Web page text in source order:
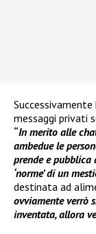
messaggi privati
“In merito alle
ambedue le
prende e pubblica
‘norme’ di un
destinata ad
ovviamente verrò
inventata, allora